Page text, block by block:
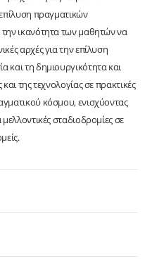
πραγματικών
ικανότητα των μαθητών να
αρχές για την επίλυση
και τη δημιουργικότητα και
της τεχνολογίας σε πρακτικές
κόσμου, ενισχύοντας
σταδιοδρομίες σε